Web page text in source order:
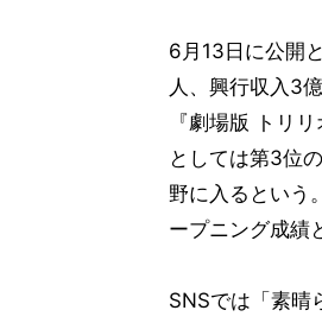
6月13日に公開
人、興行収入3
『劇場版 トリ
としては第3位
野に入るという
ープニング成績
SNSでは「素晴